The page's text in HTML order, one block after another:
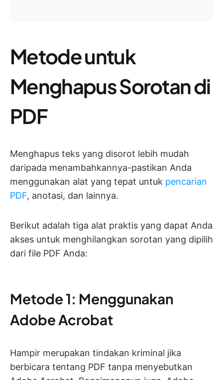
Metode untuk
Menghapus Sorotan di
PDF
Menghapus teks yang disorot lebih mudah
daripada menambahkannya-pastikan Anda
menggunakan alat yang tepat untuk pencarian
PDF, anotasi, dan lainnya.
Berikut adalah tiga alat praktis yang dapat Anda
akses untuk menghilangkan sorotan yang dipilih
dari file PDF Anda:
Metode 1: Menggunakan
Adobe Acrobat
Hampir merupakan tindakan kriminal jika
berbicara tentang PDF tanpa menyebutkan